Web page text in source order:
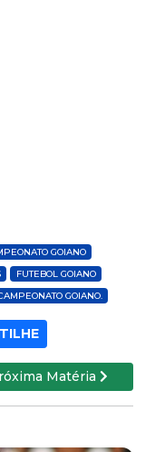
GOIANO
FUTEBOL GOIANO
GOIANO.
Matéria